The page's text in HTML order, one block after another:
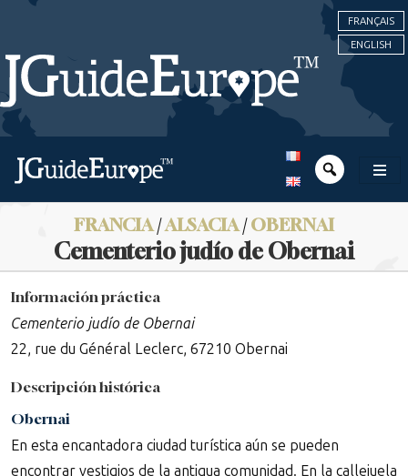
FRANÇAIS
ENGLISH
FRANCIA/ALSACIA/OBERNAI
Cementerio judío de Obernai
Información práctica
Cementerio judío de Obernai
22, rue du Général Leclerc, 67210 Obernai
Descripción histórica
Obernai
En esta encantadora ciudad turística aún se pueden
encontrar vestigios de la antigua comunidad. En la callejuela